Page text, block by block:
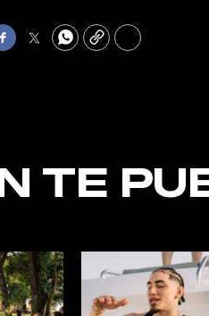
FacebookTwitterWhatsApp
Copy Print
TE